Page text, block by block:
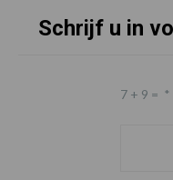
Schrijf u in
7 + 9 = *